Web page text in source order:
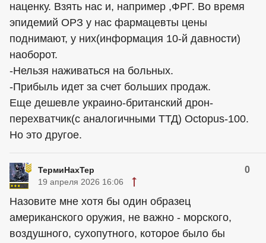
наценку. Взять нас и, например ,ФРГ. Во время
эпидемий ОРЗ у нас фармацевты цены
поднимают, у них(информация 10-й давности)
наоборот.
-Нельзя наживаться на больных.
-Прибыль идет за счет больших продаж.
Еще дешевле украино-британский дрон-
перехватчик(с аналогичными ТТД) Octopus-100.
Но это другое.
ТермиНахТер 0
19 апреля 2026 16:06
Назовите мне хотя бы один образец
американского оружия, не важно - морского,
воздушного, сухопутного, которое было бы